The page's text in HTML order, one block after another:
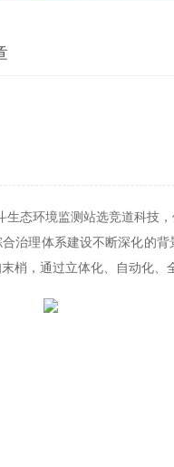
环境监测站选竞道科技，
理体系建设不断深化的背
梢，通过立体化、自动化